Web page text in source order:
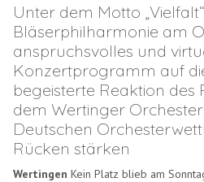
Unter dem Motto
Bläserphilharmonie am
anspruchsvolles und
Konzertprogramm auf
begeisterte Reaktion des
dem Wertinger
Deutschen
Rücken stärken
Wertingen Kein Platz blieb am